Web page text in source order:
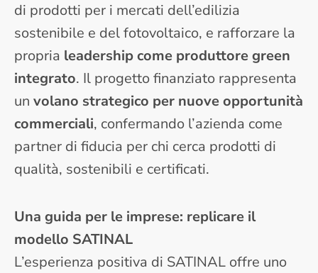
di prodotti per i mercati dell’edilizia
sostenibile e del fotovoltaico, e rafforzare la
propria leadership come produttore green
integrato. Il progetto finanziato rappresenta
un volano strategico per nuove opportunità
commerciali, confermando l’azienda come
partner di fiducia per chi cerca prodotti di
qualità, sostenibili e certificati.
Una guida per le imprese: replicare il
modello SATINAL
L’esperienza positiva di SATINAL offre uno